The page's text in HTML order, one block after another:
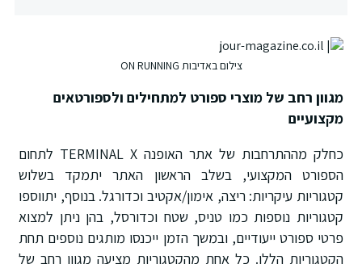
צילום באדיבות ON RUNNING
מגוון רחב של מוצרי ספורט למתחילים ולספורטאים
מקצועיים
כחלק מההתרחבות של אתר האופנה TERMINAL X לתחום
הספורט המקצועי, בשלב הראשון האתר יתמקד בשלוש
קטגוריות עיקריות: ריצה, אימון/אקטיב וכדורגל. בנוסף, יתווספו
קטגוריות נוספות כמו טניס, שטח וכדורסל, בהן ניתן למצוא
פרטי ספורט ייעודיים, ובמשך הזמן ייכנסו מותגים נוספים תחת
הקטגוריות הללו. כל אחת מהקטגוריות מציעה מגוון רחב של